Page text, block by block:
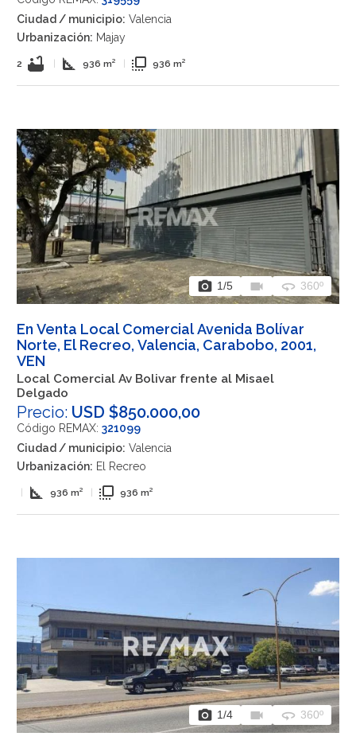
Ciudad / municipio: Valencia
Urbanización: Majay
2 bathtub square_foot 936 m² flip_to_front 936 m²
photo_camera 1/5 videocam 360 360º
En Venta Local Comercial Avenida Bolívar
Norte, El Recreo, Valencia, Carabobo, 2001,
VEN
Local Comercial Av Bolivar frente al Misael
Delgado
Precio: USD $850.000,00
Código REMAX: 321099
Ciudad / municipio: Valencia
Urbanización: El Recreo
square_foot 936 m² flip_to_front 936 m²
photo_camera 1/4 videocam 360 360º